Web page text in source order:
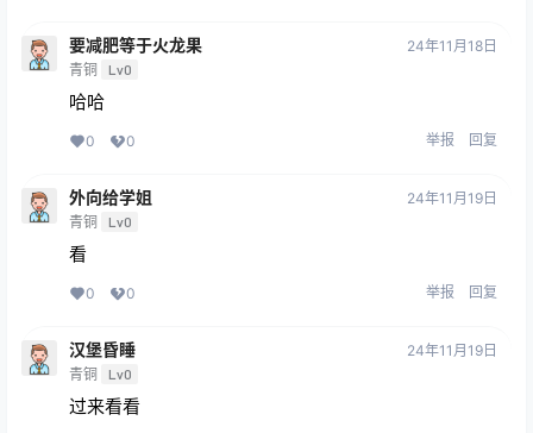
要减肥等于火龙果
青铜 Lv0
24年11月18日
哈哈
0 0 举报 回复
外向给学姐
青铜 Lv0
24年11月19日
看
0 0 举报 回复
汉堡昏睡
青铜 Lv0
24年11月19日
过来看看